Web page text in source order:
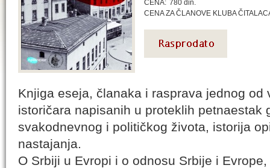
CENA: 780 din.
CENA ZA ČLANOVE KLUBA
Knjiga eseja, članaka i rasprava jednog od
istoričara napisanih u proteklih petnaestak
svakodnevnog i političkog života, istorija
nastajanja.
O Srbiji u Evropi i o odnosu Srbije i